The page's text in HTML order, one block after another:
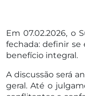
Em 07.02.2026, o
fechada: definir
benefício integral.
A discussão será
geral. Até o